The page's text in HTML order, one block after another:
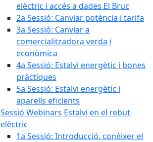
elèctric i accés a dades El Bruc
2a Sessió: Canviar potència i tarifa
3a Sessió: Canviar a
comercialitzadora verda i
econòmica
4a Sessió: Estalvi energètic i bones
pràctiques
5a Sessió: Estalvi energètic i
aparells eficients
Sessió Webinars Estalvi en el rebut
elèctric
1a Sessió: Introducció, conèixer el